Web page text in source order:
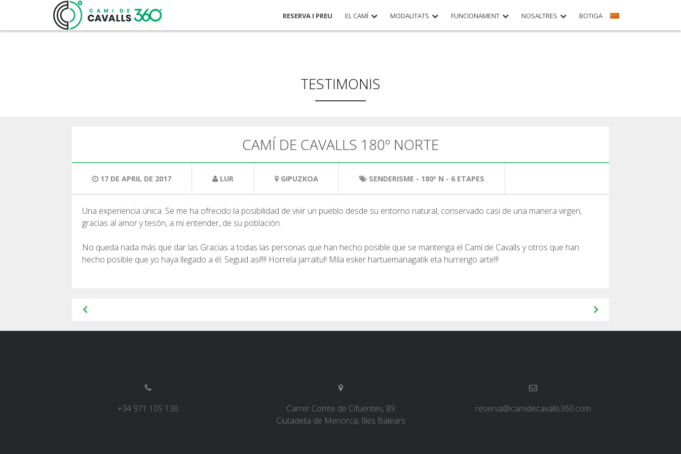
RESERVA I PREU EL CAMÍ MODALITATS FUNCIONAMENT NOSALTRES BOTIGA
TESTIMONIS
CAMÍ DE CAVALLS 180º NORTE
17 DE APRIL DE 2017 LUR GIPUZKOA SENDERISME - 180º N - 6 ETAPES
Una experiencia única. Se me ha ofrecido la posibilidad de vivir un pueblo desde su entorno natural, conservado casi de una manera virgen,
gracias al amor y tesón, a mi entender, de su población.
No queda nada más que dar las Gracias a todas las personas que han hecho posible que se mantenga el Camí de Cavalls y otros que han
hecho posible que yo haya llegado a él. Seguid así!!!! Horrela jarraitu!! Mila esker hartuemanagatik eta hurrengo arte!!!
Navegació
d'entrades
+34 971 105 136
Carrer Comte de Cifuentes, 89
Ciutadella de Menorca, Illes Balears
reserva@camidecavalls360.com